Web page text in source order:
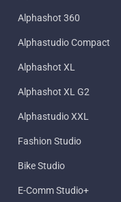
Alphashot 360
Alphastudio Compact
Alphashot XL
Alphashot XL G2
Alphastudio XXL
Fashion Studio
Bike Studio
E-Comm Studio+